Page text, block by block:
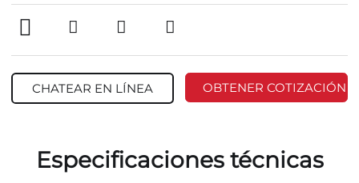
CHATEAR EN LÍNEA OBTENER COTIZACIÓN
Especificaciones técnicas